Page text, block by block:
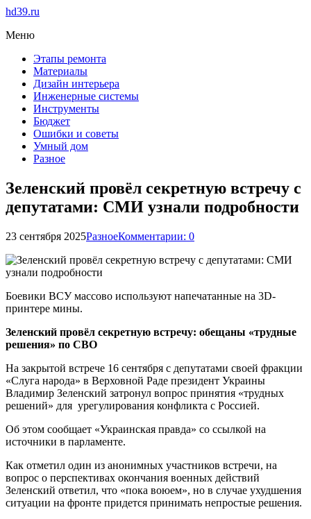
hd39.ru
Меню
Этапы ремонта
Материалы
Дизайн интерьера
Инженерные системы
Инструменты
Бюджет
Ошибки и советы
Умный дом
Разное
Зеленский провёл секретную встречу с
депутатами: СМИ узнали подробности
23 сентября 2025РазноеКомментарии: 0
Боевики ВСУ массово используют напечатанные на 3D-
принтере мины.
Зеленский провёл секретную встречу: обещаны «трудные
решения» по СВО
На закрытой встрече 16 сентября с депутатами своей фракции
«Слуга народа» в Верховной Раде президент Украины
Владимир Зеленский затронул вопрос принятия «трудных
решений» для урегулирования конфликта с Россией.
Об этом сообщает «Украинская правда» со ссылкой на
источники в парламенте.
Как отметил один из анонимных участников встречи, на
вопрос о перспективах окончания военных действий
Зеленский ответил, что «пока воюем», но в случае ухудшения
ситуации на фронте придется принимать непростые решения.